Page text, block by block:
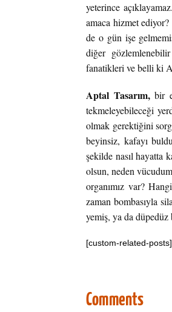
yeterince
amaca hizmet ediyor?
de o gün işe
diğer
fanatikleri ve belli ki
Aptal Tasarım,bir
tekmeleyebileceği
olmak gerektiğini
beyinsiz, kafayı
şekilde nasıl hayatta
olsun, neden
organımız var?
zaman bombasıyla
yemiş, ya da düpedüz
[custom-related-posts]
Comments